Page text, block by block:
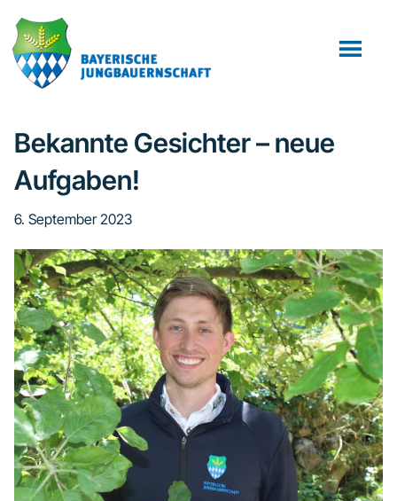
Inhalt
springen
Seitenspalte
springen
Fußzeile
springen
Bekannte Gesichter – neue
Aufgaben!
6. September 2023